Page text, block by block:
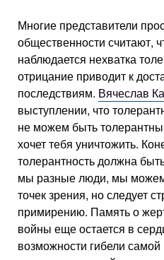
Многие представители
общественности считают,
наблюдается нехватка
отрицание приводит к
последствиям. Вячеслав
выступлении, что
не можем быть толерантны
хочет тебя уничтожить.
толерантность должна
мы разные люди, мы
точек зрения, но следует
примирению. Память о
войны еще остается в
возможности гибели